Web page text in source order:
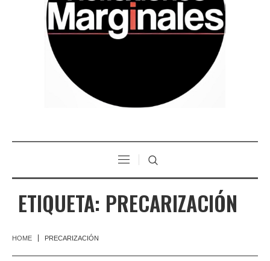
ETIQUETA: PRECARIZACIÓN
HOME PRECARIZACIÓN